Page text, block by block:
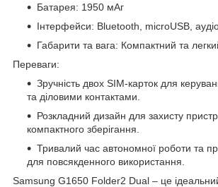
Батарея: 1950 мАг
Інтерфейси: Bluetooth, microUSB,
Габарити та вага: Компактний та
Переваги:
Зручність двох SIM-карток для
та діловими контактами.
Розкладний дизайн для захисту
компактного зберігання.
Тривалий час автономної роботи та
для повсякденного використання.
Samsung G1650 Folder2 Dual – це